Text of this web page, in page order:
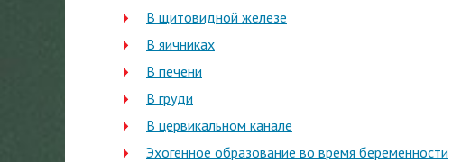
В щитовидной железе
В яичниках
В печени
В груди
В цервикальном канале
Эхогенное образование во время беременности